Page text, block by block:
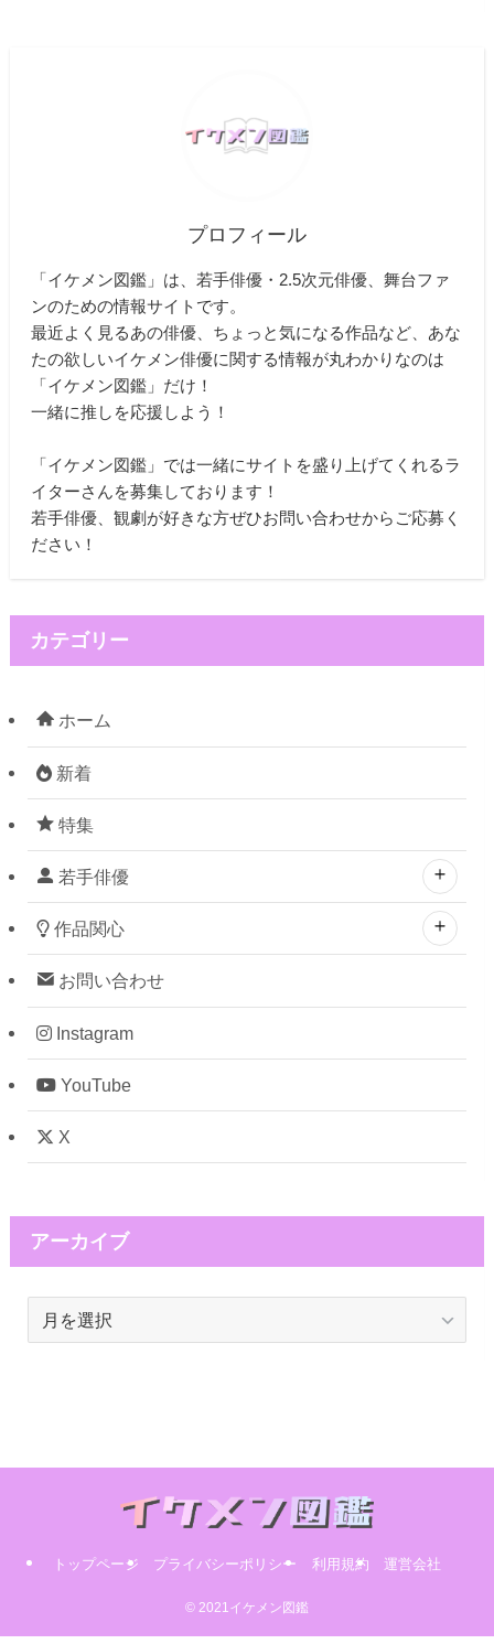
プロフィール
「イケメン図鑑」は、若手俳優・2.5次元俳優、舞台ファ
ンのための情報サイトです。
最近よく見るあの俳優、ちょっと気になる作品など、あな
たの欲しいイケメン俳優に関する情報が丸わかりなのは
「イケメン図鑑」だけ！
一緒に推しを応援しよう！
「イケメン図鑑」では一緒にサイトを盛り上げてくれるラ
イターさんを募集しております！
若手俳優、観劇が好きな方ぜひお問い合わせからご応募く
ださい！
カテゴリー
ホーム
新着
特集
若手俳優
作品関心
お問い合わせ
Instagram
YouTube
X
アーカイブ
トップページ プライバシーポリシー 利用規約 運営会社
© 2021イケメン図鑑